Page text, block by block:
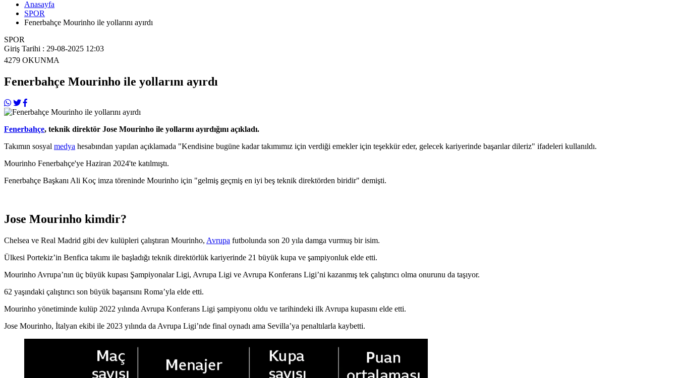
Anasayfa
SPOR
Fenerbahçe Mourinho ile yollarını ayırdı
SPOR
Giriş Tarihi : 29-08-2025 12:03
4279 OKUNMA
Fenerbahçe Mourinho ile yollarını ayırdı
Fenerbahçe, teknik direktör Jose Mourinho ile yollarını ayırdığını açıkladı.
Takımın sosyal medya hesabından yapılan açıklamada "Kendisine bugüne kadar takımımız için verdiği emekler için teşekkür eder, gelecek kariyerinde başarılar dileriz" ifadeleri kullanıldı.
Mourinho Fenerbahçe'ye Haziran 2024'te katılmıştı.
Fenerbahçe Başkanı Ali Koç imza töreninde Mourinho için "gelmiş geçmiş en iyi beş teknik direktörden biridir" demişti.
Jose Mourinho kimdir?
Chelsea ve Real Madrid gibi dev kulüpleri çalıştıran Mourinho, Avrupa futbolunda son 20 yıla damga vurmuş bir isim.
Ülkesi Portekiz’in Benfica takımı ile başladığı teknik direktörlük kariyerinde 21 büyük kupa ve şampiyonluk elde etti.
Mourinho Avrupa’nın üç büyük kupası Şampiyonalar Ligi, Avrupa Ligi ve Avrupa Konferans Ligi’ni kazanmış tek çalıştırıcı olma onurunu da taşıyor.
62 yaşındaki çalıştırıcı son büyük başarısını Roma’yla elde etti.
Mourinho yönetiminde kulüp 2022 yılında Avrupa Konferans Ligi şampiyonu oldu ve tarihindeki ilk Avrupa kupasını elde etti.
Jose Mourinho, İtalyan ekibi ile 2023 yılında da Avrupa Ligi’nde final oynadı ama Sevilla’ya penaltılarla kaybetti.